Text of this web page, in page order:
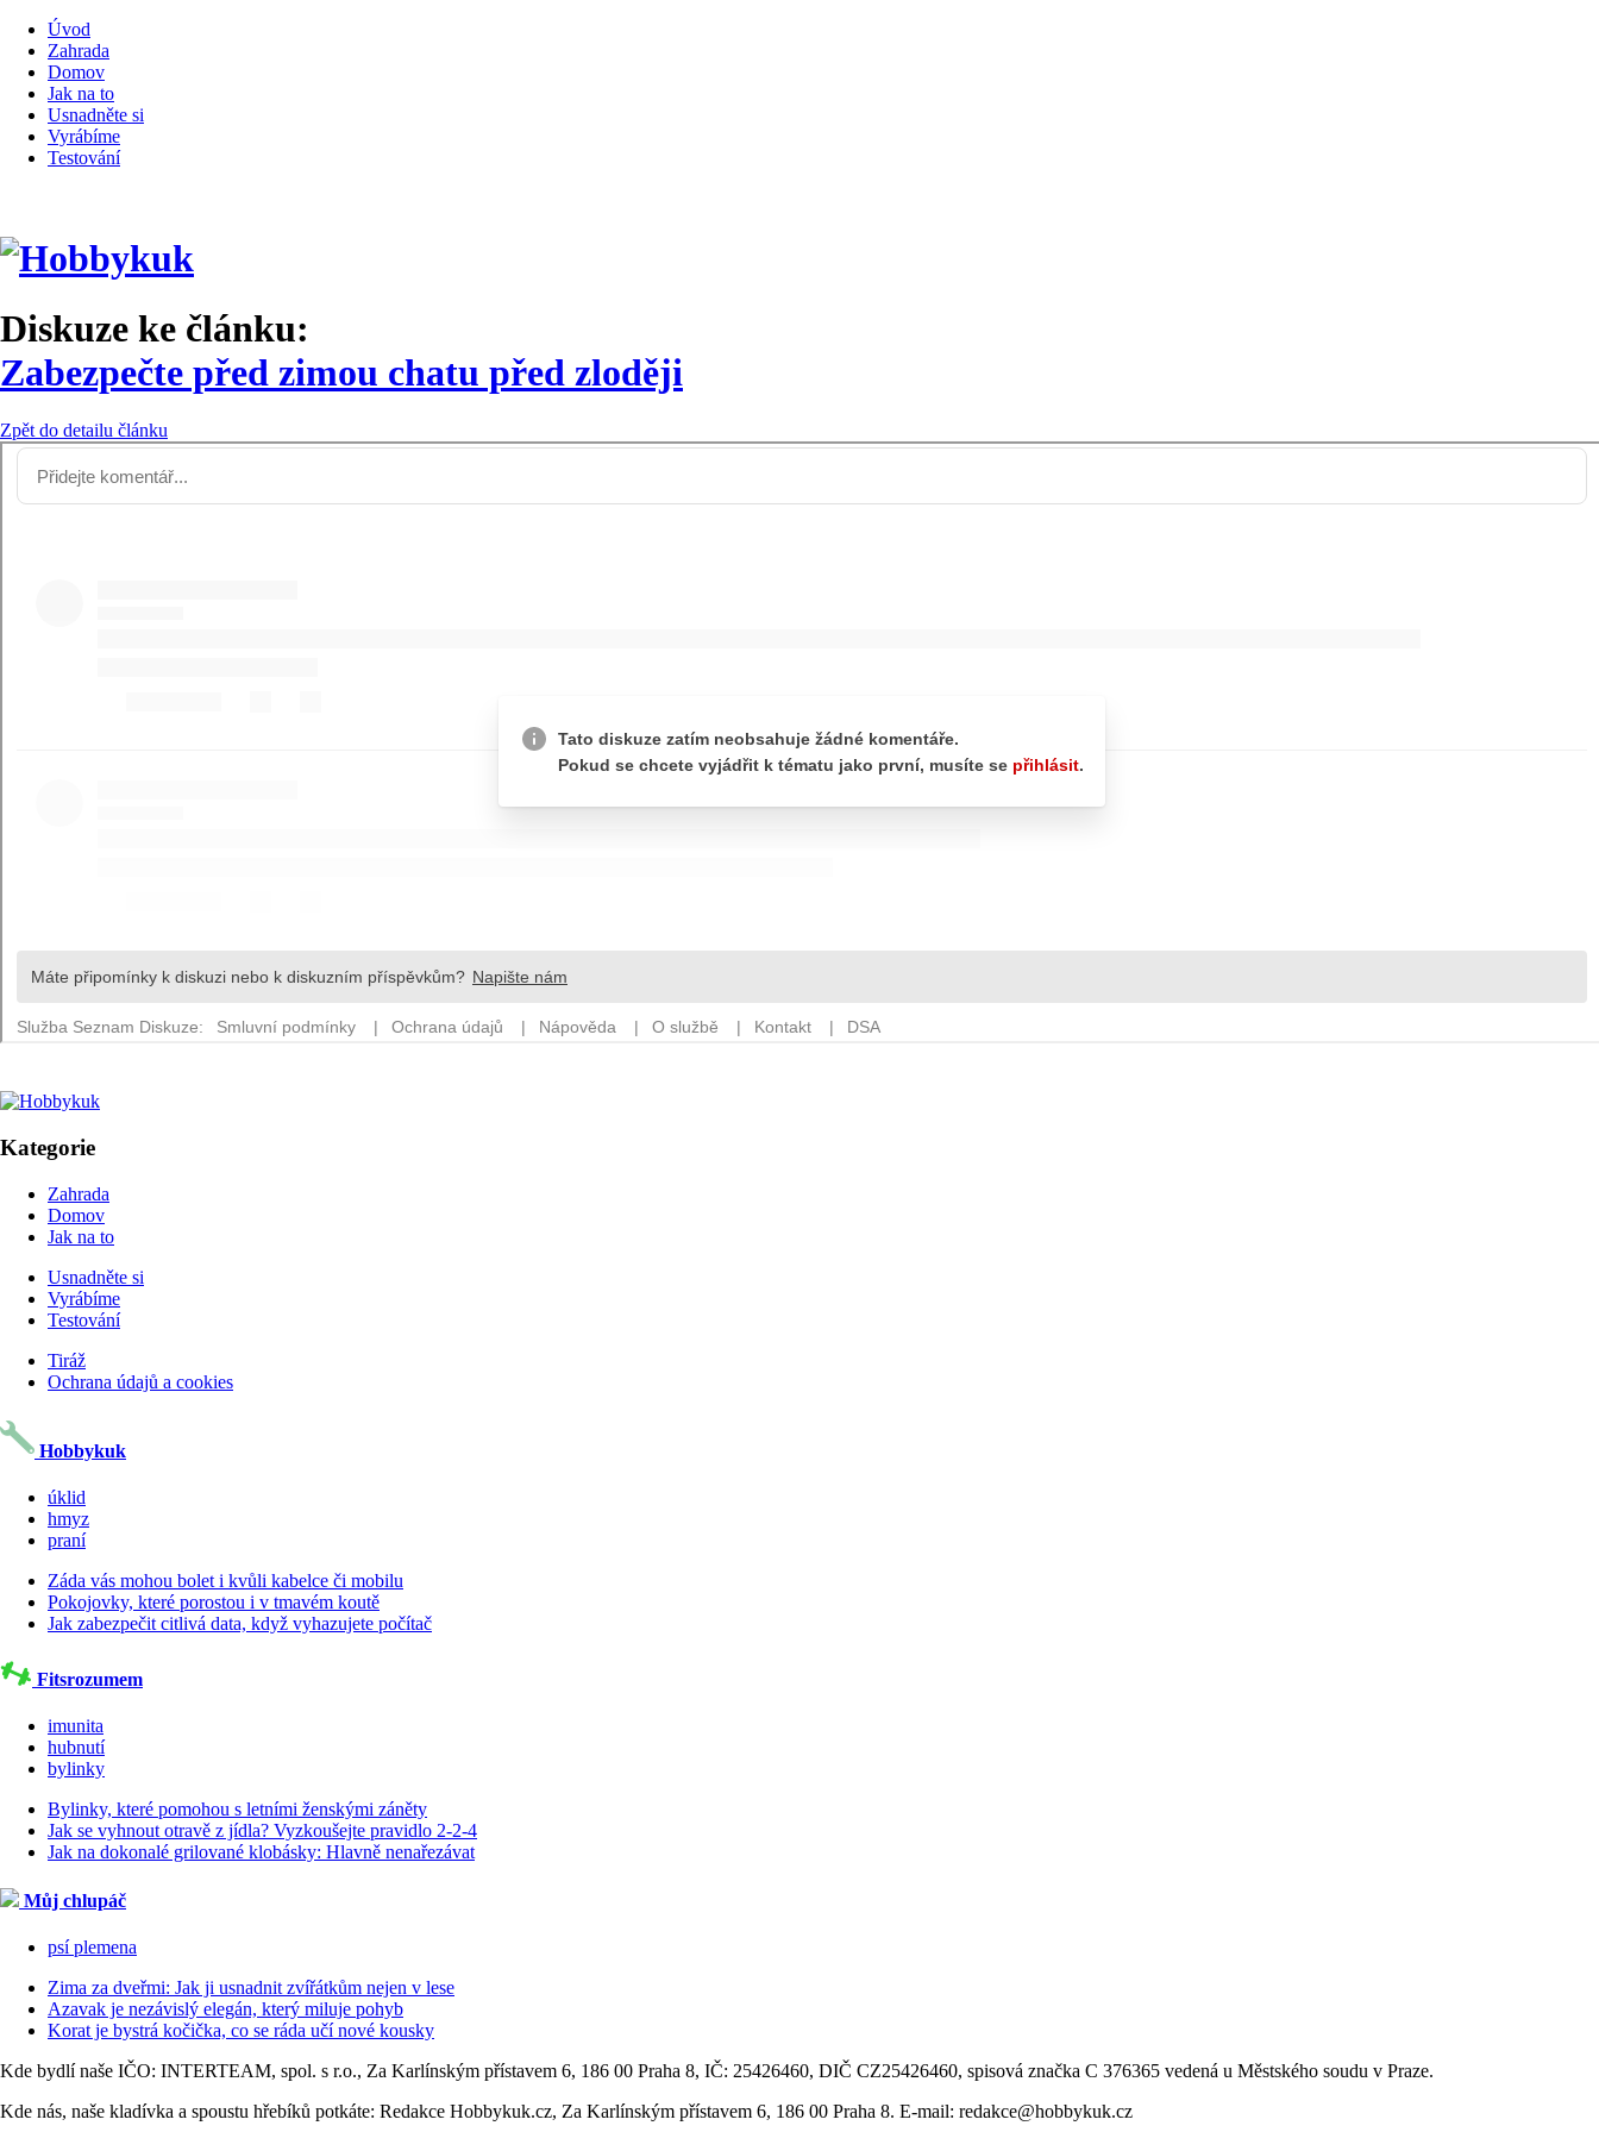
Úvod
Zahrada
Domov
Jak na to
Usnadněte si
Vyrábíme
Testování
Diskuze ke článku:
Zabezpečte před zimou chatu před zloději
Zpět do detailu článku
Kategorie
Zahrada
Domov
Jak na to
Usnadněte si
Vyrábíme
Testování
Tiráž
Ochrana údajů a cookies
Hobbykuk
úklid
hmyz
praní
Záda vás mohou bolet i kvůli kabelce či mobilu
Pokojovky, které porostou i v tmavém koutě
Jak zabezpečit citlivá data, když vyhazujete počítač
Fitsrozumem
imunita
hubnutí
bylinky
Bylinky, které pomohou s letními ženskými záněty
Jak se vyhnout otravě z jídla? Vyzkoušejte pravidlo 2-2-4
Jak na dokonalé grilované klobásky: Hlavně nenařezávat
Můj chlupáč
psí plemena
Zima za dveřmi: Jak ji usnadnit zvířátkům nejen v lese
Azavak je nezávislý elegán, který miluje pohyb
Korat je bystrá kočička, co se ráda učí nové kousky
Kde bydlí naše IČO: INTERTEAM, spol. s r.o., Za Karlínským přístavem 6, 186 00 Praha 8, IČ: 25426460, DIČ CZ25426460, spisová značka C 376365 vedená u Městského soudu v Praze.
Kde nás, naše kladívka a spoustu hřebíků potkáte: Redakce Hobbykuk.cz, Za Karlínským přístavem 6, 186 00 Praha 8. E-mail: redakce@hobbykuk.cz